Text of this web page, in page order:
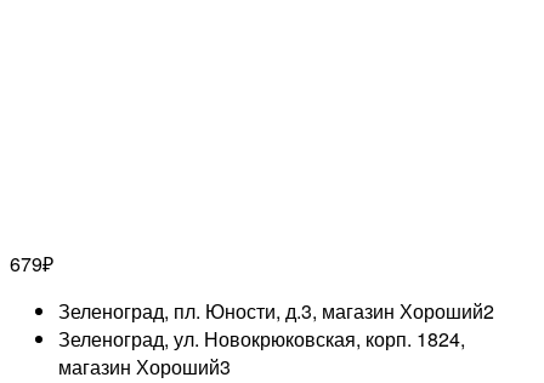
679₽
Зеленоград, пл. Юности, д.3, магазин Хороший2
Зеленоград, ул. Новокрюковская, корп. 1824,
магазин Хороший3